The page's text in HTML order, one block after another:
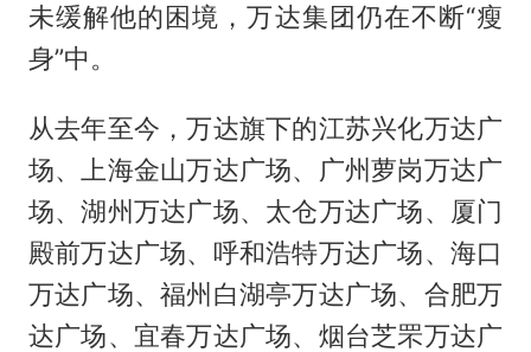
未缓解他的困境，万达集团仍在不断“瘦
身”中。
从去年至今，万达旗下的江苏兴化万达广
场、上海金山万达广场、广州萝岗万达广
场、湖州万达广场、太仓万达广场、厦门
殿前万达广场、呼和浩特万达广场、海口
万达广场、福州白湖亭万达广场、合肥万
达广场、宜春万达广场、烟台芝罘万达广